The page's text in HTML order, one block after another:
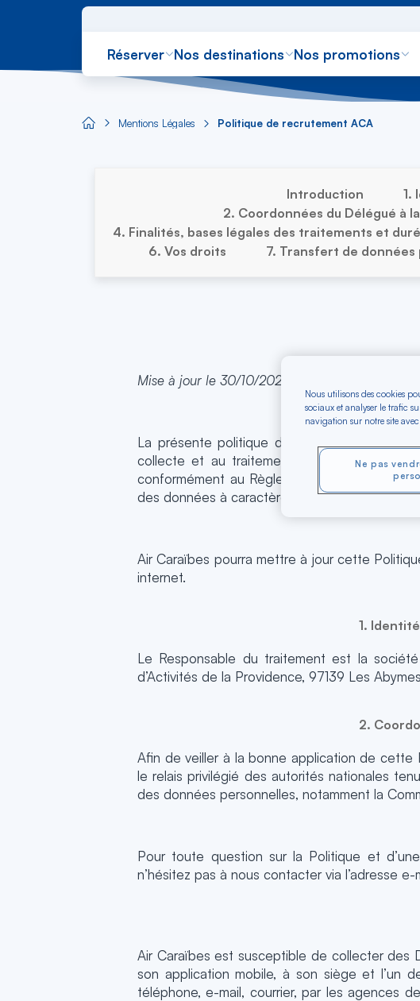
Réserver Nos destinations Nos promotions
Aircaraibes.comMentions Légales Politique de recrutement ACA
Introduction
1.
2. Coordonnées du Délégué à
4. Finalités, bases légales des traitements et
6. Vos droits
7. Transfert de
Mise à jour le 30/10/2024
La présente politique de confidentialité (ci-
collecte et au traitement de vos données
conformément au Règlement n°2016-679
des données à caractère personnel et à la
Air Caraïbes pourra mettre à jour cette
internet.
1.
Le Responsable du traitement est la
d’Activités de la Providence, 97139 Les
2.
Afin de veiller à la bonne application de
le relais privilégié des autorités nationales
des données personnelles, notamment la
Pour toute question sur la Politique et
n’hésitez pas à nous contacter via l’adresse e-
Air Caraïbes est susceptible de collecter des
son application mobile, à son siège et l’un
téléphone, e-mail, courrier, par les agences
Nous utilisons des cookies
sociaux et analyser le trafic
navigation sur notre site
Ne pas